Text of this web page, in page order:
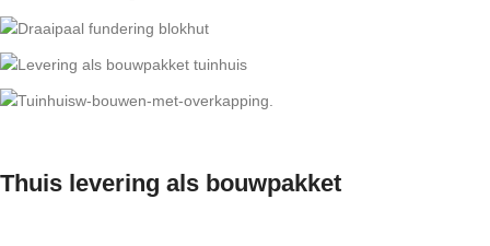
Thuis levering als bouwpakket